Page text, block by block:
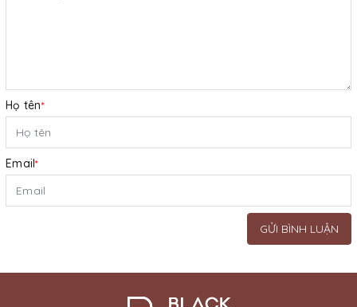
Họ tên*
Email*
GỬI BÌNH LUẬN